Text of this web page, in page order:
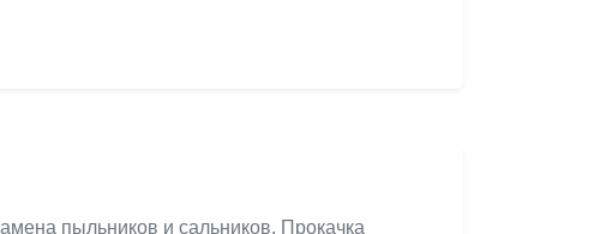
пыльников и сальников. Прокачка